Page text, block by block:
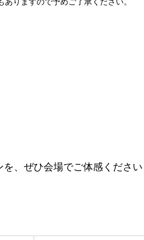
りますので予めご了承ください。
、ぜひ会場でご体感ください